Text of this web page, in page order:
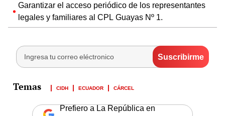
Garantizar el acceso periódico de los representantes
legales y familiares al CPL Guayas Nº 1.
CIDH ECUADOR CÁRCEL
Prefiero a La República en